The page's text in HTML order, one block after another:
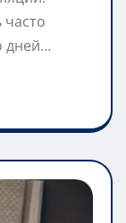
дней…